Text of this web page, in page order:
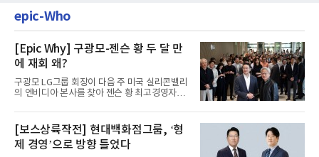
epic-Who
[Epic Why] 구광모-젠슨 황 두 달 만
에 재회 왜?
구광모 LG그룹 회장이 다음 주 미국 실리콘밸리
의 엔비디아 본사를 찾아 젠슨 황 최고경영자
[보스상륙작전] 현대백화점그룹, ‘형
제 경영’으로 방향 틀었다